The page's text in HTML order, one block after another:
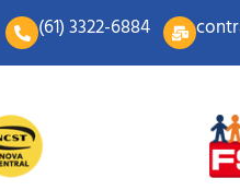
(61) 3322-6884